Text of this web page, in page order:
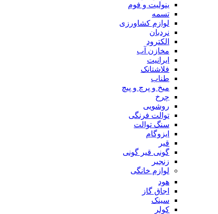
ینولیت و فوم
تسمه
لوازم کشاورزی
نردبان
الکترود
مخازن آب
ایرانیت
فلاشتانک
طناب
میخ و پرچ و پیچ
چرخ
روشویی
توالت فرنگی
سنگ توالت
ایزوگام
قیر
گونی قیر گونی
زنجیر
لوازم خانگی
هود
اجاق گاز
سینک
کولر